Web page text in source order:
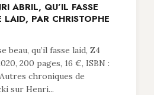
ABRIL, QU’IL FASSE
LAID, PAR CHRISTOPHE
beau, qu’il fasse laid, Z4
200 pages, 16 €, ISBN :
chroniques de
sur Henri...